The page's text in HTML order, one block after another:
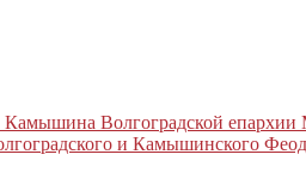
Камышина Волгоградской
и Камышинского